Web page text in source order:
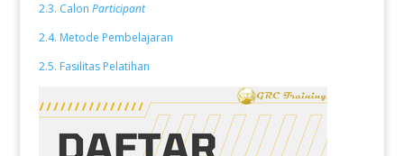
2.3. Calon Participant
2.4. Metode Pembelajaran
2.5. Fasilitas Pelatihan